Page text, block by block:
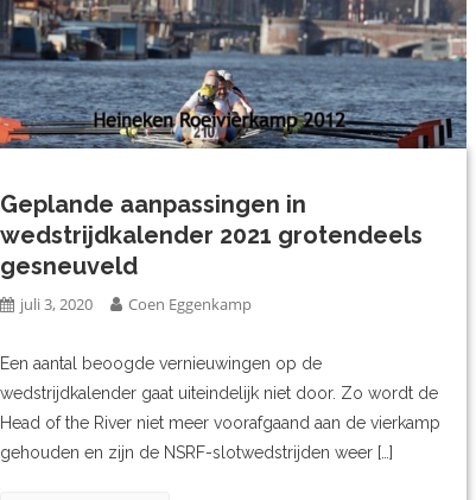
Geplande aanpassingen in
wedstrijdkalender 2021 grotendeels
gesneuveld
juli 3, 2020 Coen Eggenkamp
Een aantal beoogde vernieuwingen op de
wedstrijdkalender gaat uiteindelijk niet door. Zo wordt de
Head of the River niet meer voorafgaand aan de vierkamp
gehouden en zijn de NSRF-slotwedstrijden weer […]